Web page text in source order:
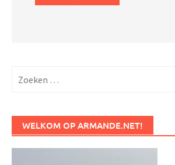
naar:
WELKOM OP ARMANDE.NET!